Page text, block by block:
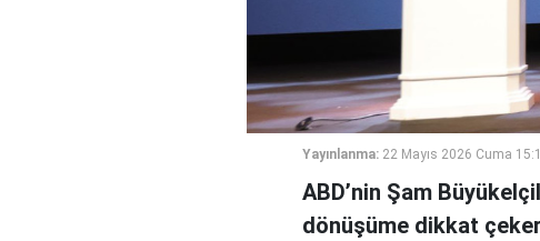
Yayınlanma: 22 Mayıs 2026 Cuma
ABD’nin Şam
dönüşüme dikkat